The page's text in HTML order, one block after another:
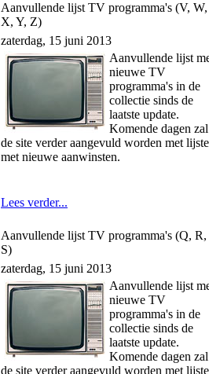
Aanvullende lijst TV programma's (V, W,
X, Y, Z)
zaterdag, 15 juni 2013
Aanvullende lijst
nieuwe TV
programma's in de
collectie sinds de
laatste update.
Komende dagen zal
de site verder aangevuld worden met
met nieuwe aanwinsten.
Lees verder...
Aanvullende lijst TV programma's (Q, R,
S)
zaterdag, 15 juni 2013
Aanvullende lijst
nieuwe TV
programma's in de
collectie sinds de
laatste update.
Komende dagen zal
de site verder aangevuld worden met